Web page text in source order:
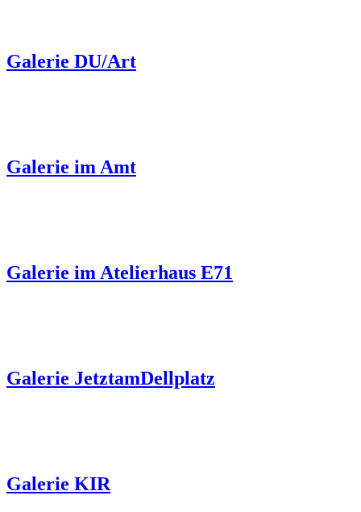
Galerie DU/Art
Galerie im Amt
Galerie im Atelierhaus E71
Galerie JetztamDellplatz
Galerie KIR